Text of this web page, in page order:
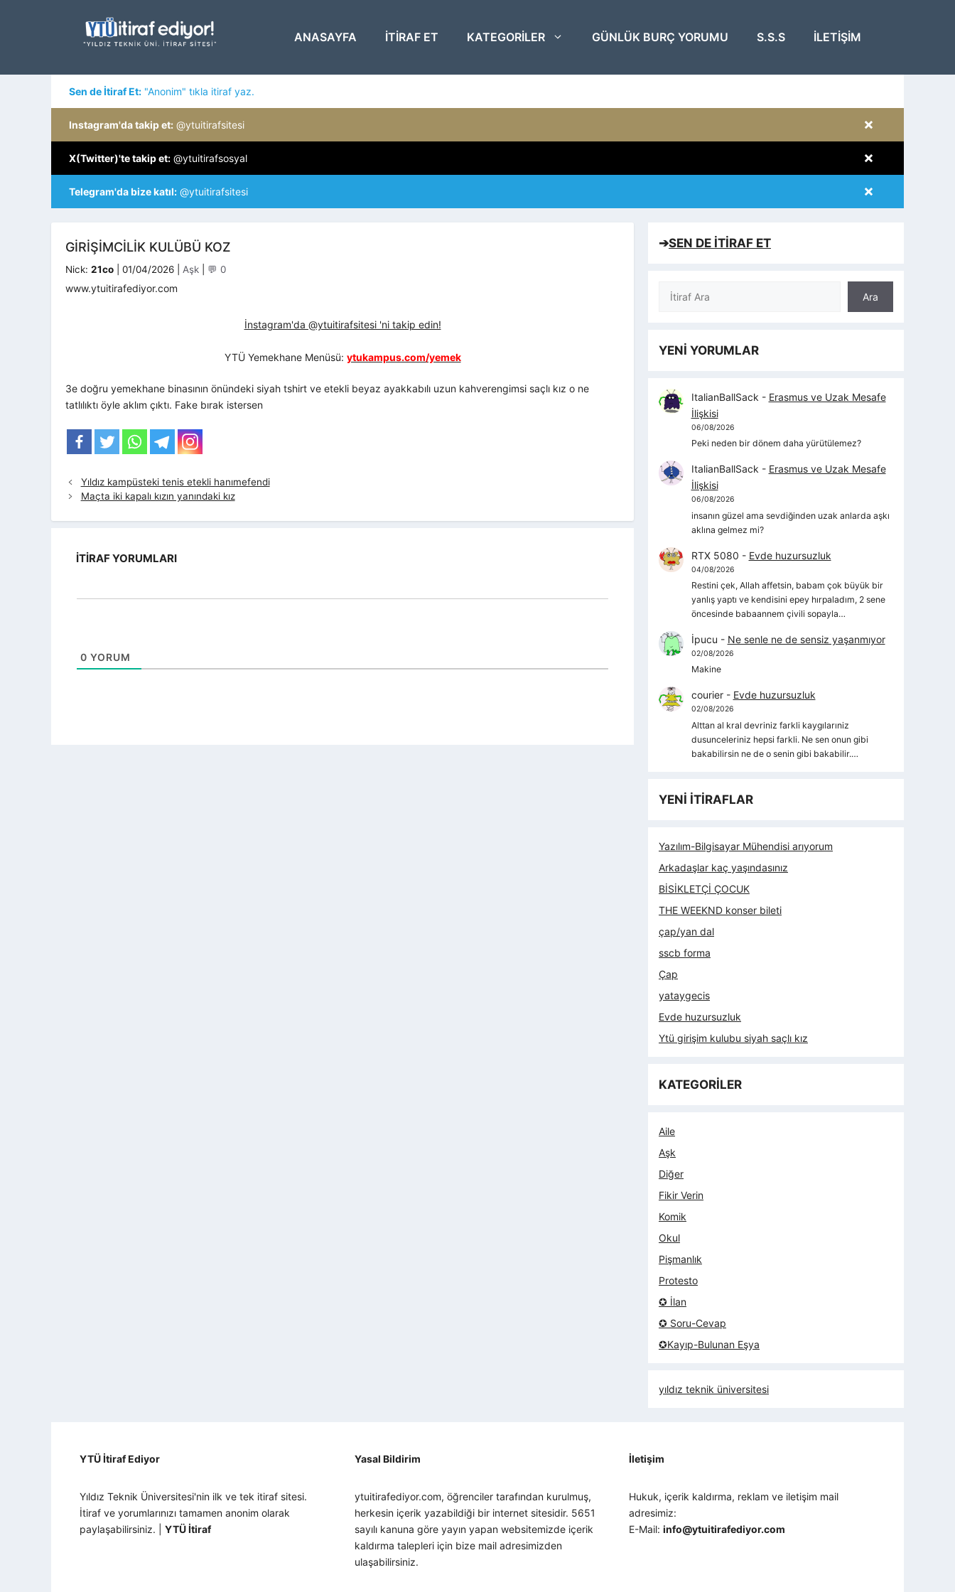
ANASAYFA ITIRAF ET KATEGORILER GÜNLÜK BURÇ YORUMU S.S.S İLETIŞIM
Sen de İtiraf Et: "Anonim" tıkla itiraf yaz.
×
Instagram'da takip et: @ytuitirafsitesi
×
X(Twitter)'te takip et: @ytuitirafsosyal
×
Telegram'da bize katıl: @ytuitirafsitesi
GIRIŞIMCILIK KULÜBÜ KOZ
Nick: 21co 01/04/2026 Kategoriler
Aşk 💬 0
www.ytuitirafediyor.com
İnstagram'da @ytuitirafsitesi 'ni takip edin!
YTÜ Yemekhane Menüsü: ytukampus.com/yemek
3e doğru yemekhane binasının önündeki siyah tshirt ve etekli beyaz ayakkabılı uzun kahverengimsi saçlı kız o ne
tatlılıktı öyle aklım çıktı. Fake bırak istersen
Yıldız kampüsteki tenis etekli hanımefendi
Maçta iki kapalı kızın yanındaki kız
İTIRAF YORUMLARI
0 YORUM
➔SEN DE İTİRAF ET
Ara
Ara
YENİ YORUMLAR
ItalianBallSack - Erasmus ve Uzak Mesafe
İlişkisi
06/08/2026
Peki neden bir dönem daha yürütülemez?
ItalianBallSack - Erasmus ve Uzak Mesafe
İlişkisi
06/08/2026
insanın güzel ama sevdiğinden uzak anlarda aşkı
aklına gelmez mi?
RTX 5080 - Evde huzursuzluk
04/08/2026
Restini çek, Allah affetsin, babam çok büyük bir
yanlış yaptı ve kendisini epey hırpaladım, 2 sene
öncesinde babaannem çivili sopayla…
İpucu - Ne senle ne de sensiz yaşanmıyor
02/08/2026
Makine
courier- Evde huzursuzluk
02/08/2026
Alttan al kral devriniz farkli kaygılarıniz
dusunceleriniz hepsi farkli. Ne sen onun gibi
bakabilirsin ne de o senin gibi bakabilir.…
YENİ İTİRAFLAR
Yazılım-Bilgisayar Mühendisi arıyorum
Arkadaşlar kaç yaşındasınız
BİSİKLETÇİ ÇOCUK
THE WEEKND konser bileti
çap/yan dal
sscb forma
Çap
yataygecis
Evde huzursuzluk
Ytü girişim kulubu siyah saçlı kız
KATEGORİLER
Aile
Aşk
Diğer
Fikir Verin
Komik
Okul
Pişmanlık
Protesto
✪ İlan
✪ Soru-Cevap
✪Kayıp-Bulunan Eşya
yıldız teknik üniversitesi
YTÜ İtiraf Ediyor
Yıldız Teknik Üniversitesi'nin ilk ve tek itiraf sitesi.
İtiraf ve yorumlarınızı tamamen anonim olarak
paylaşabilirsiniz. | YTÜ İtiraf
Yasal Bildirim
ytuitirafediyor.com, öğrenciler tarafından kurulmuş,
herkesin içerik yazabildiği bir internet sitesidir. 5651
sayılı kanuna göre yayın yapan websitemizde içerik
kaldırma talepleri için bize mail adresimizden
ulaşabilirsiniz.
İletişim
Hukuk, içerik kaldırma, reklam ve iletişim mail
adresimiz:
E-Mail:info@ytuitirafediyor.com